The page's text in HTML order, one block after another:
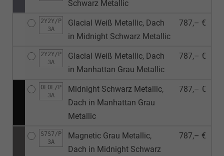
Schwarz Metallic
2Y2Y/P
3A
Glacial Weiß Metallic, Dach
in Midnight Schwarz Metallic
787,– €
2Y2Y/P
3A
Glacial Weiß Metallic, Dach
in Manhattan Grau Metallic
787,– €
0E0E/P
3A
Midnight Schwarz Metallic,
Dach in Manhattan Grau
Metallic
787,– €
S7S7/P
3A
Magnetic Grau Metallic,
Dach in Midnight Schwarz
787,– €